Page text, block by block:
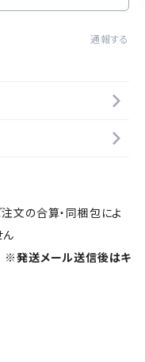
通報する
文の合算・同梱包によ
ん
※発送メール送信後はキ